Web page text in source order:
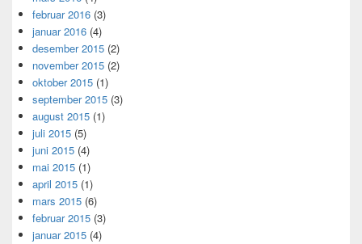
februar 2016 (3)
januar 2016 (4)
desember 2015 (2)
november 2015 (2)
oktober 2015 (1)
september 2015 (3)
august 2015 (1)
juli 2015 (5)
juni 2015 (4)
mai 2015 (1)
april 2015 (1)
mars 2015 (6)
februar 2015 (3)
januar 2015 (4)